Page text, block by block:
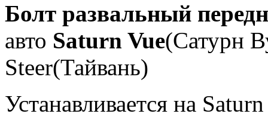
Болт развальный
авто Saturn Vue(Сатурн
Steer(Тайвань)
Устанавливается на